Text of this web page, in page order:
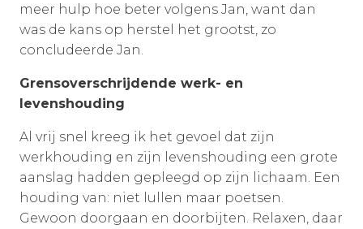
meer hulp hoe beter volgens Jan, want dan
was de kans op herstel het grootst, zo
concludeerde Jan.
Grensoverschrijdende werk- en
levenshouding
Al vrij snel kreeg ik het gevoel dat zijn
werkhouding en zijn levenshouding een grote
aanslag hadden gepleegd op zijn lichaam. Een
houding van: niet lullen maar poetsen.
Gewoon doorgaan en doorbijten. Relaxen, daar